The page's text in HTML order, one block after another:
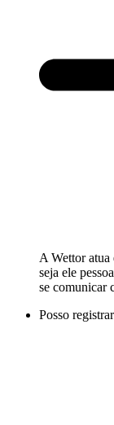
A Wettor atua
seja ele
se comunicar
Posso